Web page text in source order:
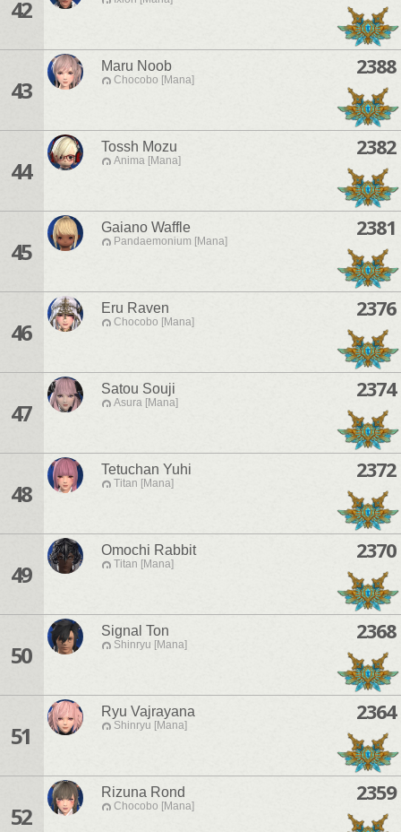
42
43
Maru Noob
Chocobo [Mana]
2388
44
Tossh Mozu
Anima [Mana]
2382
45
Gaiano Waffle
Pandaemonium [Mana]
2381
46
Eru Raven
Chocobo [Mana]
2376
47
Satou Souji
Asura [Mana]
2374
48
Tetuchan Yuhi
Titan [Mana]
2372
49
Omochi Rabbit
Titan [Mana]
2370
50
Signal Ton
Shinryu [Mana]
2368
51
Ryu Vajrayana
Shinryu [Mana]
2364
52
Rizuna Rond
Chocobo [Mana]
2359